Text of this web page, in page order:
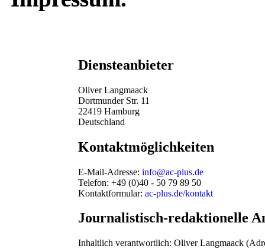
Diensteanbieter
Oliver Langmaack
Dortmunder Str. 11
22419 Hamburg
Deutschland
Kontaktmöglichkeiten
E-Mail-Adresse: info@ac-plus.de
Telefon: +49 (0)40 - 50 79 89 50
Kontaktformular: ac-plus.de/kontakt
Journalistisch-redaktionelle
Inhaltlich verantwortlich: Oliver Langmaack